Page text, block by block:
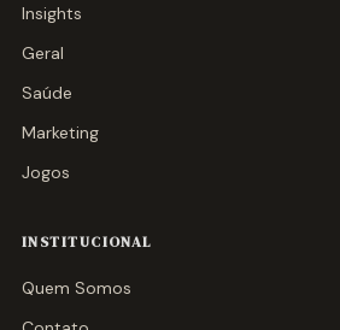
Insights
Geral
Saúde
Marketing
Jogos
INSTITUCIONAL
Quem Somos